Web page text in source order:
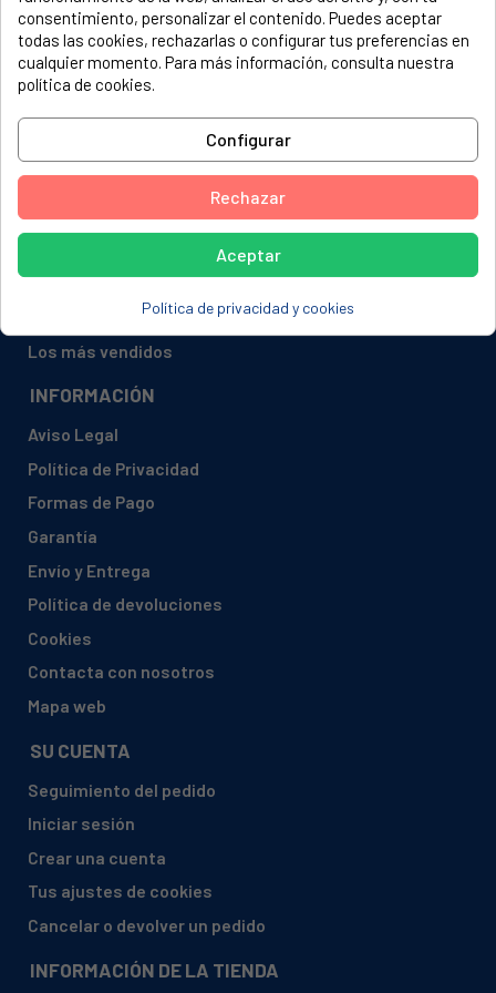
marcas y modelos, con piezas de calidad para reparar tu
electrodoméstico de forma rápida y segura.
Localiza la referencia adecuada y recibe tu pedido con envío
rápido.
Ofertas
Los más vendidos
INFORMACIÓN
Aviso Legal
Política de Privacidad
Formas de Pago
Garantía
Envío y Entrega
Política de devoluciones
Cookies
Contacta con nosotros
Mapa web
SU CUENTA
Seguimiento del pedido
Iniciar sesión
Crear una cuenta
Tus ajustes de cookies
Cancelar o devolver un pedido
INFORMACIÓN DE LA TIENDA
consentimiento, personalizar el contenido. Puedes aceptar
todas las cookies, rechazarlas o configurar tus preferencias en
cualquier momento. Para más información, consulta nuestra
política de cookies.
Configurar
Rechazar
Aceptar
Política de privacidad y cookies